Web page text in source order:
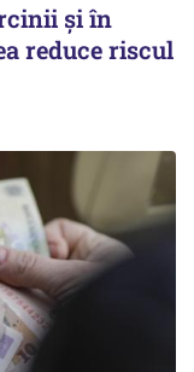
și în
reduce riscul